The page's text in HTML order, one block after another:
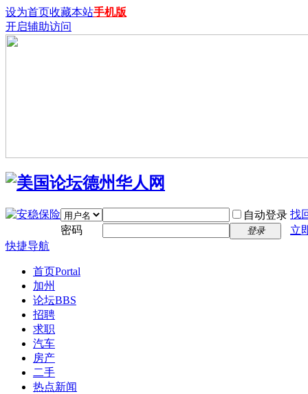
设为首页收藏本站手机版
开启辅助访问
自动登录 找
密码
登录
立
快捷导航
首页Portal
加州
论坛BBS
招聘
求职
汽车
房产
二手
热点新闻